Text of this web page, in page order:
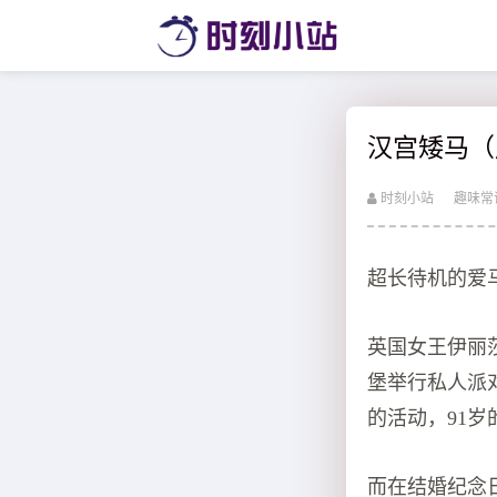
汉宫矮马
时刻小站 趣味常
超长待机的爱
英国女王伊丽
堡举行私人派
的活动，91岁
而在结婚纪念